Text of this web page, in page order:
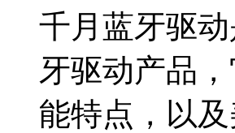
千月蓝牙驱
牙驱动产品
能特点，以